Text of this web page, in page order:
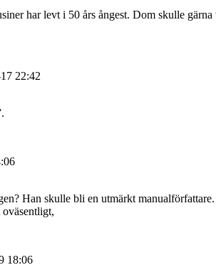
har levt i 50 års ångest. Dom skulle
22:42
Han skulle bli en utmärkt
18:06